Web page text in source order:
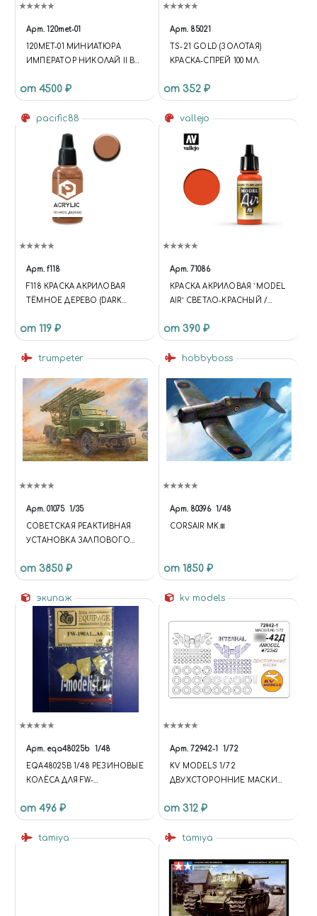
Арт. 120met-01
120MET-01 МИНИАТЮРА
ИМПЕРАТОР НИКОЛАЙ II В
от 4500 ₽
Арт. 85021
TS-21 GOLD (ЗОЛОТАЯ)
КРАСКА-СПРЕЙ 100 МЛ.
от 352 ₽
pacific88
Арт. f118
F118 КРАСКА АКРИЛОВАЯ
ТЁМНОЕ ДЕРЕВО (DARK
от 119 ₽
vallejo
Арт. 71086
КРАСКА АКРИЛОВАЯ `MODEL
AIR` СВЕТЛО-КРАСНЫЙ /
от 390 ₽
trumpeter
Арт. 01075 1/35
СОВЕТСКАЯ РЕАКТИВНАЯ
УСТАНОВКА ЗАЛПОВОГО
от 3850 ₽
hobbyboss
Арт. 80396 1/48
CORSAIR MK.Ⅲ
от 1850 ₽
экипаж
Арт. eqa48025b 1/48
EQA48025B 1/48 РЕЗИНОВЫЕ
КОЛЁСА ДЛЯ FW-
от 496 ₽
kv models
Арт. 72942-1 1/72
KV MODELS 1/72
ДВУХСТОРОННИЕ МАСКИ
ДИСКИ И КОЛЕСА
от 312 ₽
tamiya tamiya